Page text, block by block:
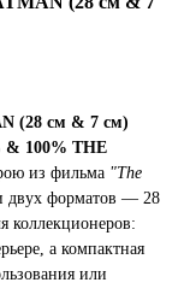
(28 см & 7 см)
& 100% THE
из фильма "The
двух форматов — 28
коллекционеров:
а компактная
или